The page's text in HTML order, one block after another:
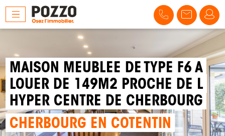
MAISON MEUBLEE DE TYPE F6 A
LOUER DE 149M2 PROCHE DE L
HYPER CENTRE DE CHERBOURG
CHERBOURG EN COTENTIN